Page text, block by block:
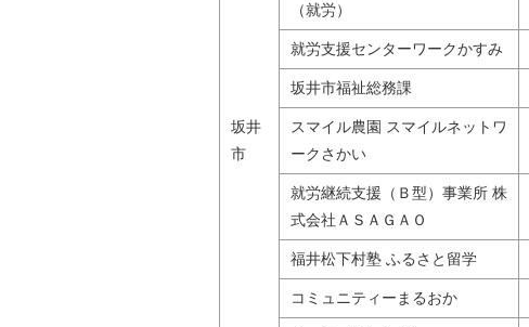
坂井
市
（就労）
就労支援センターワークかすみ
坂井市福祉総務課
スマイル農園 スマイルネットワ
ークさかい
就労継続支援（Ｂ型）事業所 株
式会社ＡＳＡＧＡＯ
福井松下村塾 ふるさと留学
コミュニティーまるおか